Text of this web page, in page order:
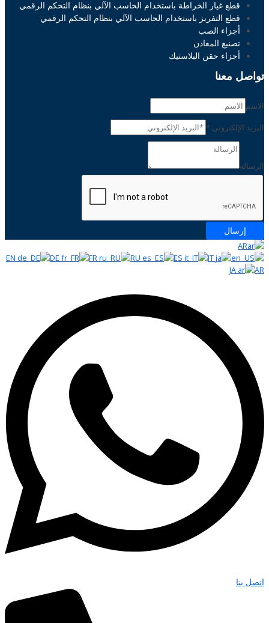
قطع غيار الخراطة باستخدام الحاسب الآلي بنظام التحكم الرقمي
قطع التفريز باستخدام الحاسب الآلي بنظام التحكم الرقمي
أجزاء الصب
تصنيع المعادن
أجزاء حقن البلاستيك
تواصل معنا
الاسم
البريد الإلكتروني *
الرسالة
إرسال
AR
EN
DE FR RU ES
IT
JA
AR
اتصل بنا